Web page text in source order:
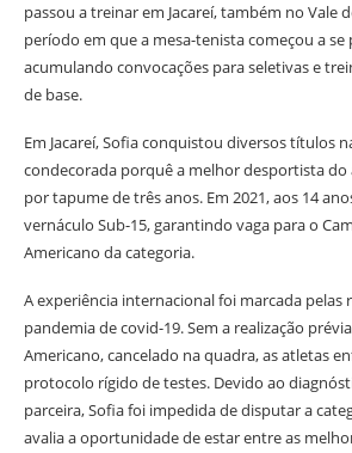
passou a treinar em Jacareí, também no Vale
período em que a mesa-tenista começou a
acumulando convocações para seletivas e
de base.
Em Jacareí, Sofia conquistou diversos títulos
condecorada porquê a melhor desportista do
por tapume de três anos. Em 2021, aos 14
vernáculo Sub-15, garantindo vaga para o
Americano da categoria.
A experiência internacional foi marcada pelas
pandemia de covid-19. Sem a realização
Americano, cancelado na quadra, as atletas
protocolo rígido de testes. Devido ao
parceira, Sofia foi impedida de disputar a
avalia a oportunidade de estar entre as